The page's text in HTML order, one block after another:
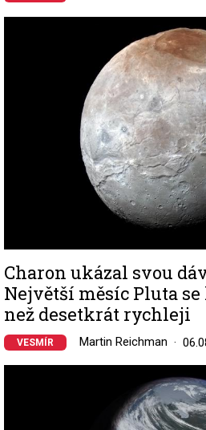
Charon ukázal svou
Největší měsíc Pluta
než desetkrát rychleji
VESMÍR Martin Reichman